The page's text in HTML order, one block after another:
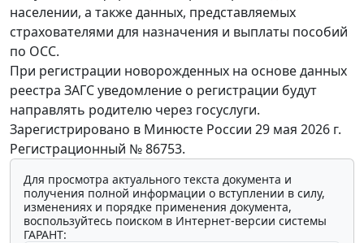
населении, а также данных, представляемых
страхователями для назначения и выплаты пособий
по ОСС.
При регистрации новорожденных на основе данных
реестра ЗАГС уведомление о регистрации будут
направлять родителю через госуслуги.
Зарегистрировано в Минюсте России 29 мая 2026 г.
Регистрационный № 86753.
Для просмотра актуального текста документа и
получения полной информации о вступлении в силу,
изменениях и порядке применения документа,
воспользуйтесь поиском в Интернет-версии системы
ГАРАНТ: